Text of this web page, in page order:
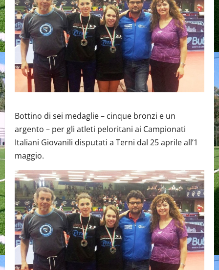
Bottino di sei medaglie – cinque bronzi e un
argento – per gli atleti peloritani ai Campionati
Italiani Giovanili disputati a Terni dal 25 aprile all’1
maggio.